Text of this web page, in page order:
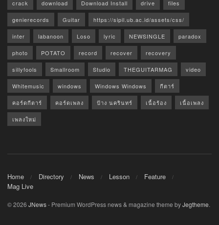
crack download Download Install drive files
genierecords Guitar https://sipil.ub.ac.id/assets/css/
inter labanoon Loso lyric NEWSINGLE paradox
photo POTATO record recover recovery
sillyfools Smallroom Studio THEGUITARMAG video
Whitemusic windows Windows Windows กีตาร์
คอร์ดกีตาร์ คอร์ดเพลง ป้าง นครินทร์ เนื้อร้อง เนื้อเพลง
เพลงใหม่
Home Directory News Lesson
Feature
Mag Live
© 2026 JNews- Premium WordPress news & magazine theme byJegtheme.